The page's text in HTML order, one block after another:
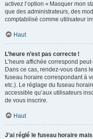
activez l’option « Masquer mon
que des administrateurs, des
comptabilisé comme utilisateur
Haut
L’heure n’est pas correcte !
L’heure affichée correspond
Dans ce cas, rendez-vous dans
fuseau horaire correspondant à
etc.). Le réglage du fuseau
accessible qu’aux utilisateurs
de vous inscrire.
Haut
J’ai réglé le fuseau horaire